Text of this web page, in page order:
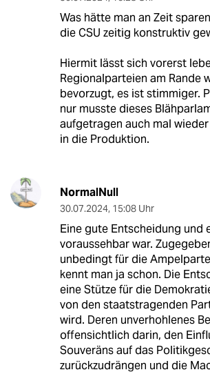
Was hätte man an Zeit
die CSU zeitig konstruktiv
Hiermit lässt sich vorerst
Regionalparteien am Rande
bevorzugt, es ist stimmiger.
nur musste dieses
aufgetragen auch mal
in die Produktion.
NormalNull
30.07.2024, 15:08 Uhr
Eine gute Entscheidung und
voraussehbar war.
unbedingt für die
kennt man ja schon. Die
eine Stütze für die
von den staatstragenden
wird. Deren unverhohlenes
offensichtlich darin, den
Souveräns auf das
zurückzudrängen und die